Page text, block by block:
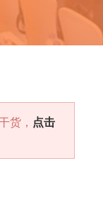
货， 点击